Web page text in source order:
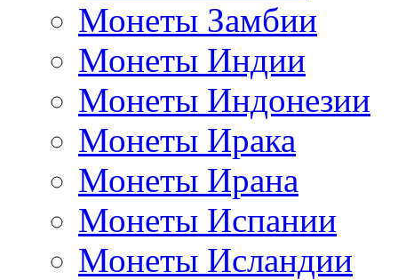
Монеты Замбии
Монеты Индии
Монеты Индонезии
Монеты Ирака
Монеты Ирана
Монеты Испании
Монеты Исландии